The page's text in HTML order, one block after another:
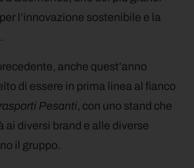
l’innovazione sostenibile e la
anche quest’anno
di essere in prima linea al fianco
Pesanti, con uno stand che
ai diversi brand e alle diverse
il gruppo.